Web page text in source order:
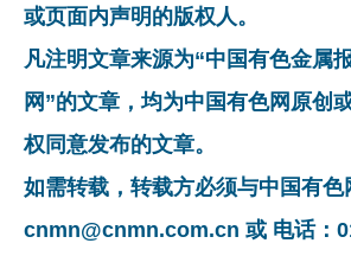
或页面内声明的版权人。
凡注明文章来源为“中国有色金属
网”的文章，均为中国有色网原创
权同意发布的文章。
如需转载，转载方必须与中国有色
cnmn@cnmn.com.cn 或 电话：